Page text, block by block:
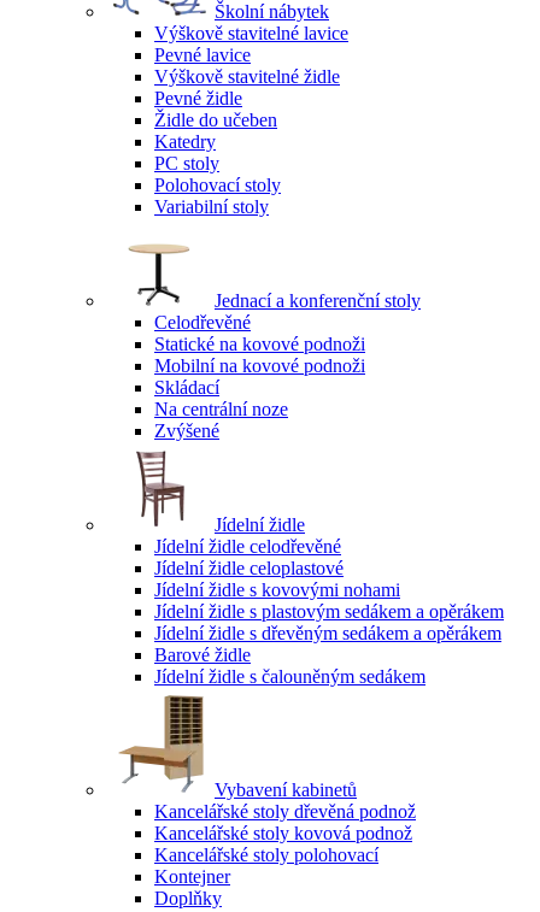
Školní nábytek
Výškově stavitelné lavice
Pevné lavice
Výškově stavitelné židle
Pevné židle
Židle do učeben
Katedry
PC stoly
Polohovací stoly
Variabilní stoly
Jednací a konferenční stoly
Celodřevěné
Statické na kovové podnoži
Mobilní na kovové podnoži
Skládací
Na centrální noze
Zvýšené
Jídelní židle
Jídelní židle celodřevěné
Jídelní židle celoplastové
Jídelní židle s kovovými nohami
Jídelní židle s plastovým sedákem a opěrákem
Jídelní židle s dřevěným sedákem a opěrákem
Barové židle
Jídelní židle s čalouněným sedákem
Vybavení kabinetů
Kancelářské stoly dřevěná podnož
Kancelářské stoly kovová podnož
Kancelářské stoly polohovací
Kontejner
Doplňky